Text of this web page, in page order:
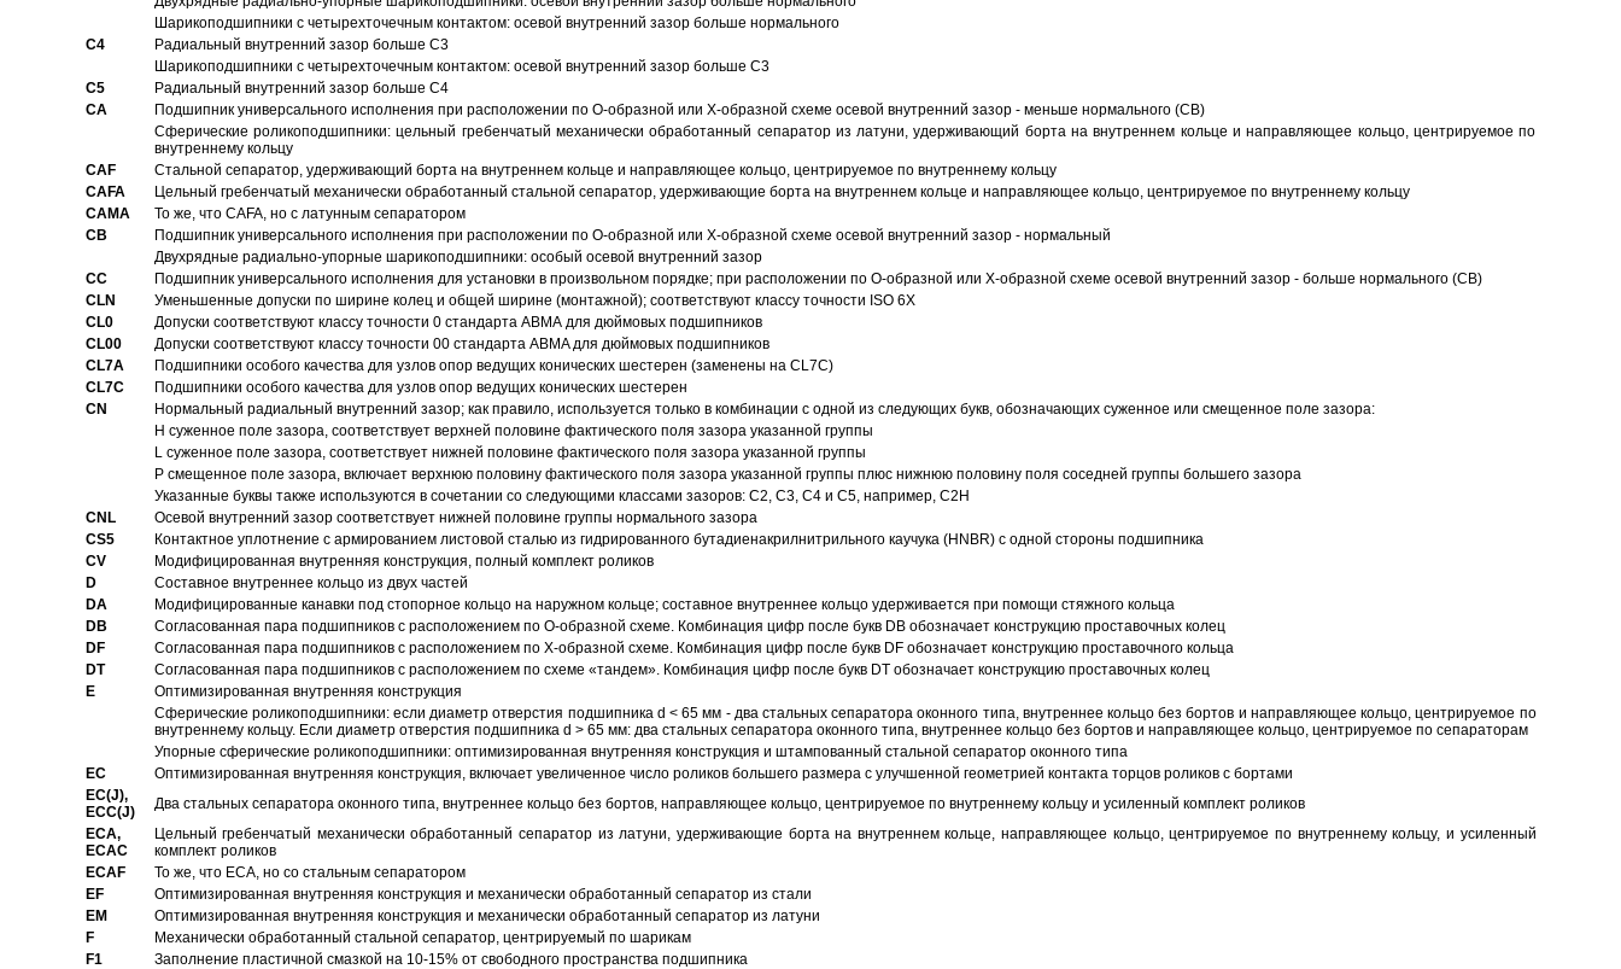
Шарикоподшипники с четырехточечным контактом: осевой внутренний зазор больше нормального
C4
Pадиальный внутренний зазор больше C3
Шарикоподшипники с четырехточечным контактом: осевой внутренний зазор больше C3
C5
Pадиальный внутренний зазор больше C4
CA
Подшипник универсального исполнения при расположении по О-образной или Х-образной схеме осевой внутренний зазор - меньше нормального (CB)
Сферические роликоподшипники: цельный гребенчатый механически обработанный сепаратор из латуни, удерживающий борта на внутреннем кольце и направляющее кольцо, центрируемое по
внутреннему кольцу
CAF
Стальной сепаратор, удерживающий борта на внутреннем кольце и направляющее кольцо, центрируемое по внутреннему кольцу
CAFA
Цельный гребенчатый механически обработанный стальной сепаратор, удерживающие борта на внутреннем кольце и направляющее кольцо, центрируемое по внутреннему кольцу
CAMA
То же, что CAFA, но с латунным сепаратором
CB
Подшипник универсального исполнения при расположении по О-образной или Х-образной схеме осевой внутренний зазор - нормальный
Двухрядные радиально-упорные шарикоподшипники: особый осевой внутренний зазор
CC
Подшипник универсального исполнения для установки в произвольном порядке; при расположении по О-образной или Х-образной схеме осевой внутренний зазор - больше нормального (CB)
CLN
Уменьшенные допуски по ширине колец и общей ширине (монтажной); соответствуют классу точности ISO 6X
CL0
Допуски соответствуют классу точности 0 стандарта АВМА для дюймовых подшипников
CL00
Допуски соответствуют классу точности 00 стандарта ABMA для дюймовых подшипников
CL7A
Подшипники особого качества для узлов опор ведущих конических шестерен (заменены на CL7C)
CL7C
Подшипники особого качества для узлов опор ведущих конических шестерен
CN
Hормальный радиальный внутренний зазор; как правило, используется только в комбинации с одной из следующих букв, обозначающих суженное или смещенное поле зазора:
H суженное поле зазора, соответствует верхней половине фактического поля зазора указанной группы
L суженное поле зазора, соответствует нижней половине фактического поля зазора указанной группы
P смещенное поле зазора, включает верхнюю половину фактического поля зазора указанной группы плюс нижнюю половину поля соседней группы большего зазора
Указанные буквы также используются в сочетании со следующими классами зазоров: С2, C3, С4 и С5, например, С2Н
CNL
Осевой внутренний зазор соответствует нижней половине группы нормального зазора
CS5
Контактное уплотнение с армированием листовой сталью из гидрированного бутадиенакрилнитрильного каучука (HNBR) с одной стороны подшипника
CV
Модифицированная внутренняя конструкция, полный комплект роликов
D
Составное внутреннее кольцо из двух частей
DA
Модифицированные канавки под стопорное кольцо на наружном кольце; составное внутреннее кольцо удерживается при помощи стяжного кольца
DB
Согласованная пара подшипников с расположением по О-образной схеме. Комбинация цифр после букв DB обозначает конструкцию проставочных колец
DF
Согласованная пара подшипников с расположением по Х-образной схеме. Комбинация цифр после букв DF обозначает конструкцию проставочного кольца
DT
Согласованная пара подшипников с расположением по схеме «тандем». Комбинация цифр после букв DT обозначает конструкцию проставочных колец
E
Оптимизированная внутренняя конструкция
Сферические роликоподшипники: если диаметр отверстия подшипника d < 65 мм - два стальных сепаратора оконного типа, внутреннее кольцо без бортов и направляющее кольцо, центрируемое по
внутреннему кольцу. Если диаметр отверстия подшипника d > 65 мм: два стальных сепаратора оконного типа, внутреннее кольцо без бортов и направляющее кольцо, центрируемое по сепараторам
Упорные сферические роликоподшипники: оптимизированная внутренняя конструкция и штампованный стальной сепаратор оконного типа
EC
Oптимизированная внутренняя конструкция, включает увеличенное число роликов большего размера с улучшенной геометрией контакта торцов роликов с бортами
EC(J),
ECC(J)
Два стальных сепаратора оконного типа, внутреннее кольцо без бортов, направляющее кольцо, центрируемое по внутреннему кольцу и усиленный комплект роликов
ECA,
ECAC
Цельный гребенчатый механически обработанный сепаратор из латуни, удерживающие борта на внутреннем кольце, направляющее кольцо, центрируемое по внутреннему кольцу, и усиленный
комплект роликов
ECAF
То же, что ECA, но со стальным сепаратором
EF
Оптимизированная внутренняя конструкция и механически обработанный сепаратор из стали
EM
Оптимизированная внутренняя конструкция и механически обработанный сепаратор из латуни
F
Механически обработанный стальной сепаратор, центрируемый по шарикам
F1
Заполнение пластичной смазкой на 10-15% от свободного пространства подшипника